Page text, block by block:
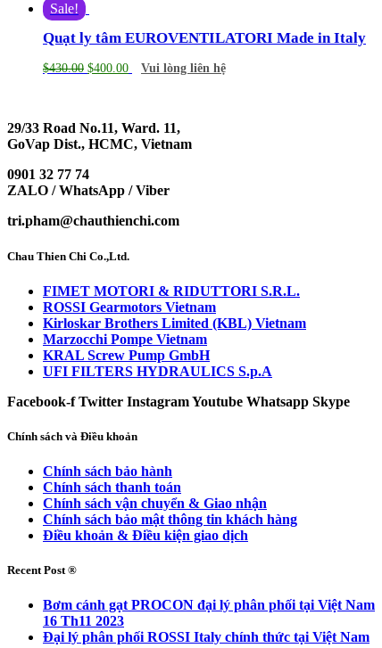
Sale!
Quạt ly tâm EUROVENTILATORI Made in Italy
$430.00 $400.00 Vui lòng liên hệ
29/33 Road No.11, Ward. 11,
GoVap Dist., HCMC, Vietnam
0901 32 77 74
ZALO / WhatsApp / Viber
tri.pham@chauthienchi.com
Chau Thien Chi Co.,Ltd.
FIMET MOTORI & RIDUTTORI S.R.L.
ROSSI Gearmotors Vietnam
Kirloskar Brothers Limited (KBL) Vietnam
Marzocchi Pompe Vietnam
KRAL Screw Pump GmbH
UFI FILTERS HYDRAULICS S.p.A
Facebook-f Twitter InstagramYoutube Whatsapp Skype
Chính sách và Điều khoản
Chính sách bảo hành
Chính sách thanh toán
Chính sách vận chuyển & Giao nhận
Chính sách bảo mật thông tin khách hàng
Điều khoản & Điều kiện giao dịch
Recent Post ®
Bơm cánh gạt PROCON đại lý phân phối tại Việt Nam
16 Th11 2023
Đại lý phân phối ROSSI Italy chính thức tại Việt Nam